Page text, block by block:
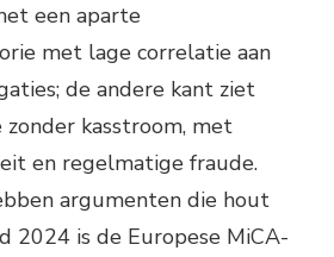
een aparte
met lage correlatie aan
de andere kant ziet
kasstroom, met
en regelmatige fraude.
argumenten die hout
2024 is de Europese MiCA-